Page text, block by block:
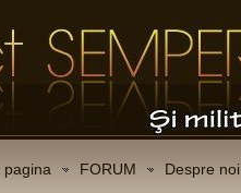
pagina FORUM Despre noi